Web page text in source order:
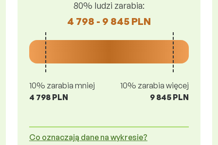
80% ludzi zarabia:
4 798 - 9 845 PLN
10% zarabia mniej
4 798 PLN
10% zarabia więcej
9 845 PLN
Co oznaczają dane na wykresie?